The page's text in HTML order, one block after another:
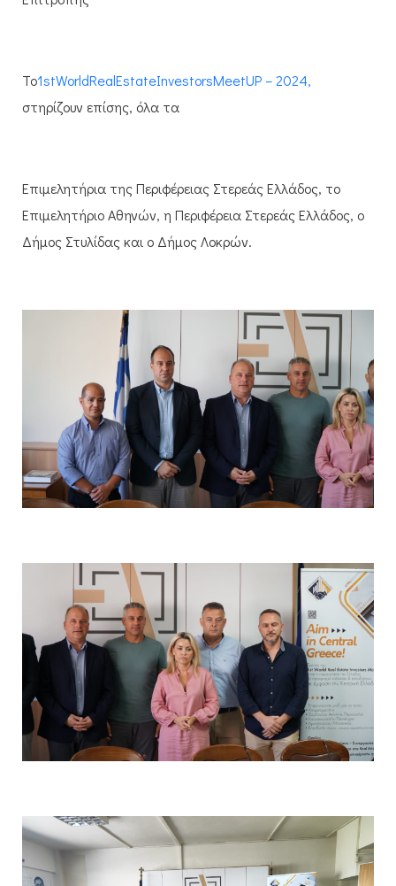
Το1stWorldRealEstateInvestorsMeetUP –2024,
στηρίζουν επίσης, όλα τα
Επιμελητήρια της Περιφέρειας Στερεάς Ελλάδος, το
Επιμελητήριο Αθηνών, η Περιφέρεια Στερεάς Ελλάδος, ο
Δήμος Στυλίδας και ο Δήμος Λοκρών.